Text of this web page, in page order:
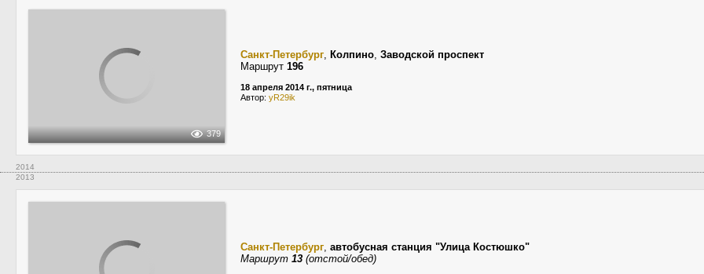
379
Санкт-Петербург, Колпино, Заводской проспект
Маршрут 196
18 апреля 2014 г., пятница
Автор: yR29ik
2014
2013
Санкт-Петербург, автобусная станция "Улица Костюшко"
Маршрут 13 (отстой/обед)